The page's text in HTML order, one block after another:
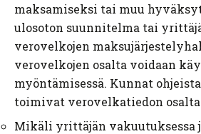
maksamiseksi tai muu
ulosoton suunnitelma tai
verovelkojen
verovelkojen osalta voidaan
myöntämisessä. Kunnat
toimivat verovelkatiedon
Mikäli yrittäjän vakuutuksessa